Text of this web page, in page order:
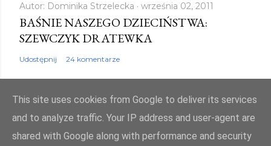
Autor: Dominika Strzelecka września 02, 2011
BAŚNIE NASZEGO DZIECIŃSTWA:
SZEWCZYK DRATEWKA
Udostępnij 24 komentarze
Obsługiwane przez usługę Blogger
This site uses cookies from Google to deliver its services
and to analyze traffic. Your IP address and user-agent are
shared with Google along with performance and security